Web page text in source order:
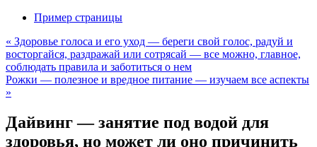
Пример страницы
« Здоровье голоса и его уход — береги свой голос, радуй и
восторгайся, раздражай или сотрясай — все можно, главное,
соблюдать правила и заботиться о нем
Рожки — полезное и вредное питание — изучаем все аспекты
»
Дайвинг — занятие под водой для
здоровья, но может ли оно причинить